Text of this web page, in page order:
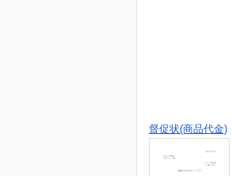
督促状(商品代金)